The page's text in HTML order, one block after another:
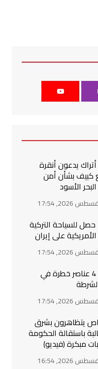
يدعون أنقرة
كييف بشأن أمن
الأسود
حصل للسياحة التركية
على إيران
مصر.. مصرع 4 عناصر خطرة في
يتظاهرون بشرق
باستقالة الحكومة
مبكرة (فيديو)